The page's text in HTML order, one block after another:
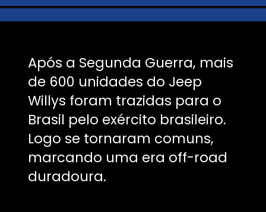
Após a Segunda Guerra, mais
de 600 unidades do Jeep
Willys foram trazidas para o
Brasil pelo exército brasileiro.
Logo se tornaram comuns,
marcando uma era off-road
duradoura.